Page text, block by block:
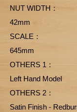
NUT WIDTH：
42mm
SCALE：
645mm
OTHERS 1：
Left Hand Model
OTHERS 2：
Satin Finish -